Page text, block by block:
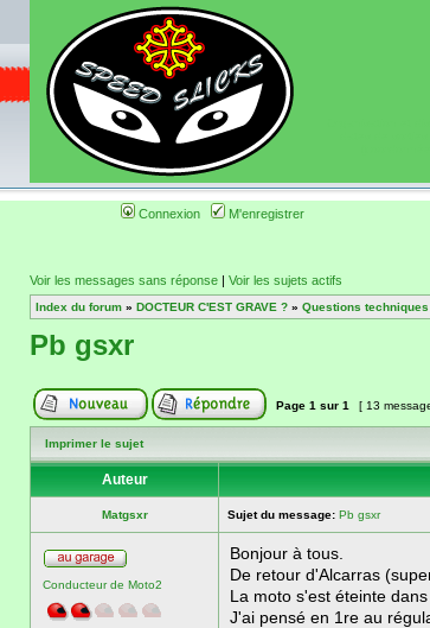
Connexion M'enregistrer
Voir les messages sans réponse | Voir les sujets actifs
Index du forum » DOCTEUR C'EST GRAVE ? » Questions techniques
Pb gsxr
Page 1 sur 1 [ 13
Imprimer le sujet
Auteur
Matgsxr Sujet du message: Pb gsxr
Conducteur de Moto2
Bonjour à tous.
De retour d'Alcarras
La moto s'est éteinte
J'ai pensé en 1re au